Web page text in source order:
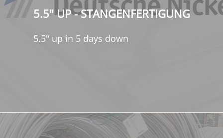
5.5" UP - STANGENFERTIGUNG
5.5" up in 5 days down